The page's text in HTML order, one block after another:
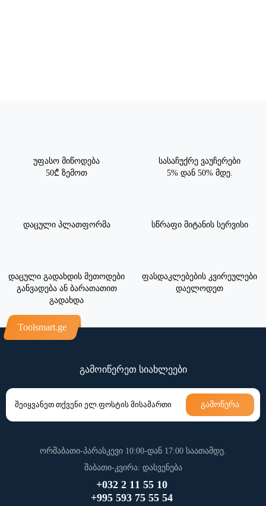
უფასო მიწოდება
50₾ ზემოთ
სასაჩუქრე ვაუჩერები
5% დან 50% მდე.
დაცული პლათფორმა სწრაფი მიტანის სერვისი
დაცული გადახდის მეთოდები
განვადება ან ბარათათით
გადახდა
ფასდაკლებების კვირეულები
დაელოდეთ
Toolsmart.ge
გამოიწერეთ სიახლეები
გამოწერა
ორშაბათი-პარასკევი 10:00-დან 17:00 საათამდე.
შაბათი-კვირა: დასვენება
+032 2 11 55 10
+995 593 75 55 54